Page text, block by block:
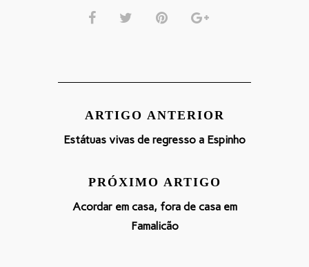
ARTIGO ANTERIOR
Estátuas vivas de regresso a Espinho
PRÓXIMO ARTIGO
Acordar em casa, fora de casa em
Famalicão